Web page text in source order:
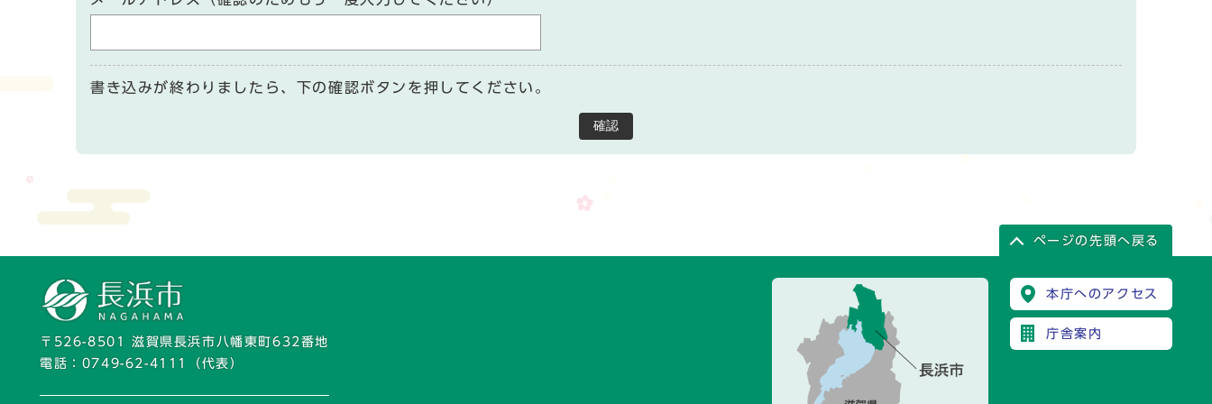
書き込みが終わりましたら、下の確認ボタンを押してください。
確認
ページの先頭へ戻る
〒526-8501 滋賀県長浜市八幡東町632番地
電話： 0749-62-4111 （代表）
本庁へのアクセス
庁舎案内